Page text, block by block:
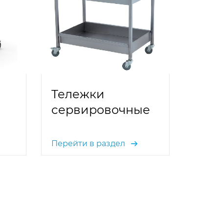
Тележки
сервировочные
Перейти в раздел